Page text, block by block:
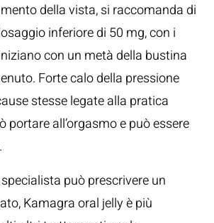
della vista, si raccomanda di
inferiore di 50 mg, con i
con un metà della bustina
Forte calo della pressione
stesse legate alla pratica
portare all’orgasmo e può essere
può prescrivere un
Kamagra oral jelly è più